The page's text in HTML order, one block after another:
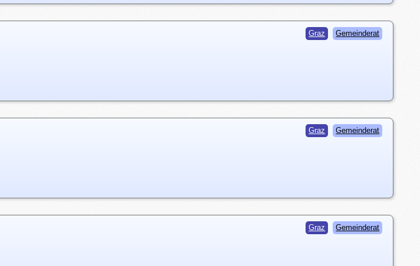
Graz Gemeinderat
Graz Gemeinderat
Graz Gemeinderat